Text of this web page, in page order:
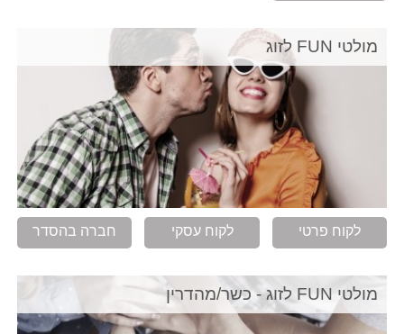
מולטי FUN לזוג
לקוח פרטי לקוח עסקי חברה בהסדר
מולטי FUN לזוג - כשר/מהדרין